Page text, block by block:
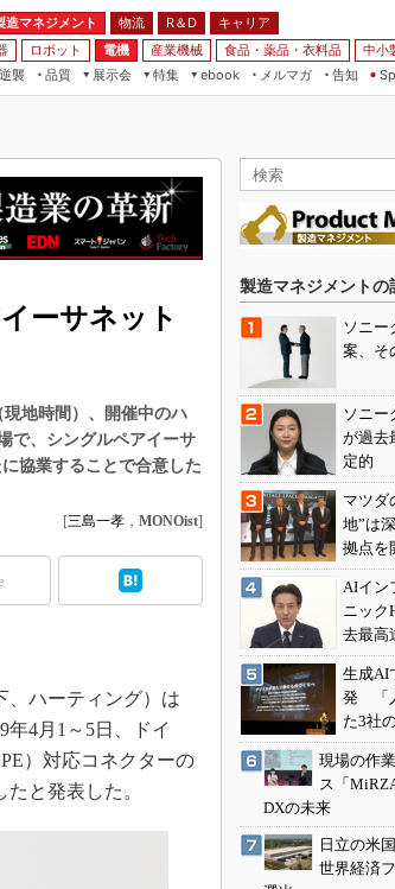
造マネジメント 物流 R＆D
キャリア
ロボット 電機 産業機械 食品・薬品・衣料品
中小
襲 品質
展示会
ティング
展
特集
ビス
術
CAE
タ
パン
ebook
ジメント
ィ
メルマガ
告知
ーサネット
地時間）、開催中のハ
で、シングルペアイーサ
協業することで合意した
[三島一孝 ， MONOist]
ハーティング）は
年4月1～5日、ドイ
）対応コネクターの
と発表した。
製造マネジメントの
ソニー
案、そ
ソニー
が過去
定的
マツダ
地”は
拠点を
AIイン
ニック
去最高
生成AI
発 「
た3社
現場の作
ス「
DXの未来
日立の米
世界経済